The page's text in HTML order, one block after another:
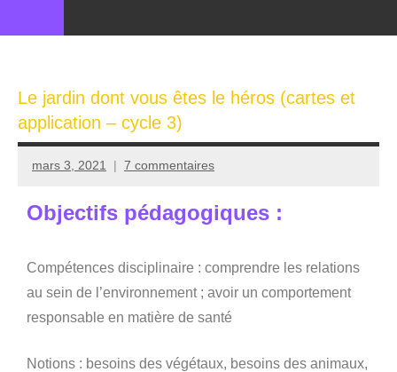
Le jardin dont vous êtes le héros (cartes et
application – cycle 3)
mars 3, 2021
Seg0_La_Vraie
7 commentaires
Objectifs pédagogiques :
Compétences disciplinaire : comprendre les relations
au sein de l’environnement ; avoir un comportement
responsable en matière de santé
Notions : besoins des végétaux, besoins des animaux,